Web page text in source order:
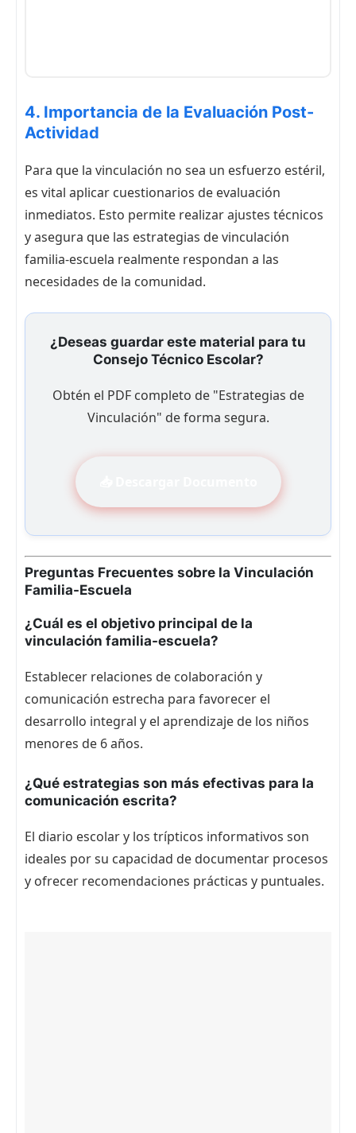
4. Importancia de la Evaluación Post-
Actividad
Para que la vinculación no sea un esfuerzo estéril,
es vital aplicar cuestionarios de evaluación
inmediatos. Esto permite realizar ajustes técnicos
y asegura que las estrategias de vinculación
familia-escuela realmente respondan a las
necesidades de la comunidad.
¿Deseas guardar este material para tu
Consejo Técnico Escolar?
Obtén el PDF completo de "Estrategias de
Vinculación" de forma segura.
Preguntas Frecuentes sobre la Vinculación
Familia-Escuela
¿Cuál es el objetivo principal de la
vinculación familia-escuela?
Establecer relaciones de colaboración y
comunicación estrecha para favorecer el
desarrollo integral y el aprendizaje de los niños
menores de 6 años.
¿Qué estrategias son más efectivas para la
comunicación escrita?
El diario escolar y los trípticos informativos son
ideales por su capacidad de documentar procesos
y ofrecer recomendaciones prácticas y puntuales.